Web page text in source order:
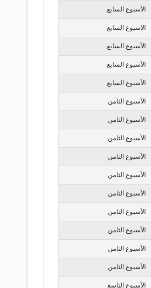
الأسبوع السابع
الاسبوع السابع
الأسبوع السابع
الأسبوع السابع
الأسبوع السابع
الأسبوع الثامن
الأسبوع الثامن
الأسبوع الثامن
الأسبوع الثامن
الأسبوع الثامن
الأسبوع الثامن
الأسبوع الثامن
الأسبوع الثامن
الأسبوع الثامن
الأسبوع الثامن
الأسبوع التاسع